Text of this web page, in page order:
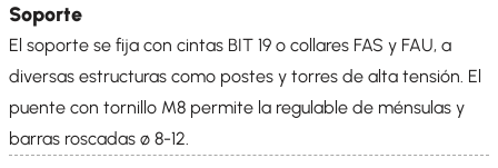
Soporte
El soporte se fija con cintas BIT 19 o collares FAS y FAU, a
diversas estructuras como postes y torres de alta tensión. El
puente con tornillo M8 permite la regulable de ménsulas y
barras roscadas ø 8-12.